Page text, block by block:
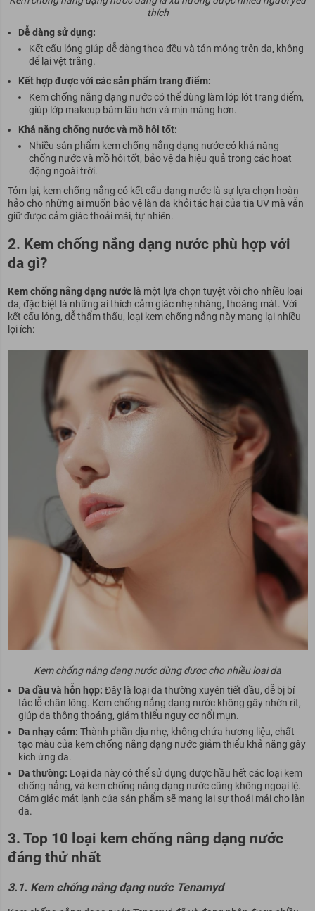
thích
Dễ dàng sử dụng:
Kết cấu lỏng giúp dễ dàng thoa đều và tán mỏng trên da, không
để lại vệt trắng.
Kết hợp được với các sản phẩm trang điểm:
Kem chống nắng dạng nước có thể dùng làm lớp lót trang điểm,
giúp lớp makeup bám lâu hơn và mịn màng hơn.
Khả năng chống nước và mồ hôi tốt:
Nhiều sản phẩm kem chống nắng dạng nước có khả năng
chống nước và mồ hôi tốt, bảo vệ da hiệu quả trong các hoạt
động ngoài trời.
Tóm lại, kem chống nắng có kết cấu dạng nước là sự lựa chọn hoàn
hảo cho những ai muốn bảo vệ làn da khỏi tác hại của tia UV mà vẫn
giữ được cảm giác thoải mái, tự nhiên.
2. Kem chống nắng dạng nước phù hợp với
da gì?
Kem chống nắng dạng nướclà một lựa chọn tuyệt vời cho nhiều loại
da, đặc biệt là những ai thích cảm giác nhẹ nhàng, thoáng mát. Với
kết cấu lỏng, dễ thẩm thấu, loại kem chống nắng này mang lại nhiều
lợi ích:
Kem chống nắng dạng nước dùng được cho nhiều loại da
Da dầu và hỗn hợp: Đây là loại da thường xuyên tiết dầu, dễ bị bí
tắc lỗ chân lông. Kem chống nắng dạng nước không gây nhờn rít,
giúp da thông thoáng, giảm thiểu nguy cơ nổi mụn.
Da nhạy cảm: Thành phần dịu nhẹ, không chứa hương liệu, chất
tạo màu của kem chống nắng dạng nước giảm thiểu khả năng gây
kích ứng da.
Da thường: Loại da này có thể sử dụng được hầu hết các loại kem
chống nắng, và kem chống nắng dạng nước cũng không ngoại lệ.
Cảm giác mát lạnh của sản phẩm sẽ mang lại sự thoải mái cho làn
da.
3. Top 10 loại kem chống nắng dạng nước
đáng thử nhất
3.1. Kem chống nắng dạng nước Tenamyd